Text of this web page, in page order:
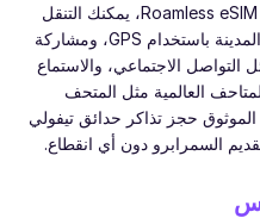
التاريخي والابتكار الحديث. باستخدام Roamless eSIM، يمكنك التنقل
عبر مسارات الدراجات الواسعة في المدينة باستخدام GPS، ومشاركة
التواصل الاجتماعي، والاستماع
العالمية مثل المتحف
حجز تذاكر حدائق تيفولي
السمرابرو دون أي انقطاع.